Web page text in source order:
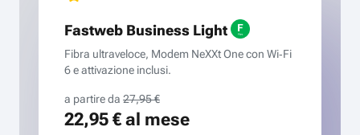
Fastweb Business Light
Fibra ultraveloce, Modem NeXXt One con Wi‑Fi
6 e attivazione inclusi.
a partire da 27,95 €
22,95 €al mese